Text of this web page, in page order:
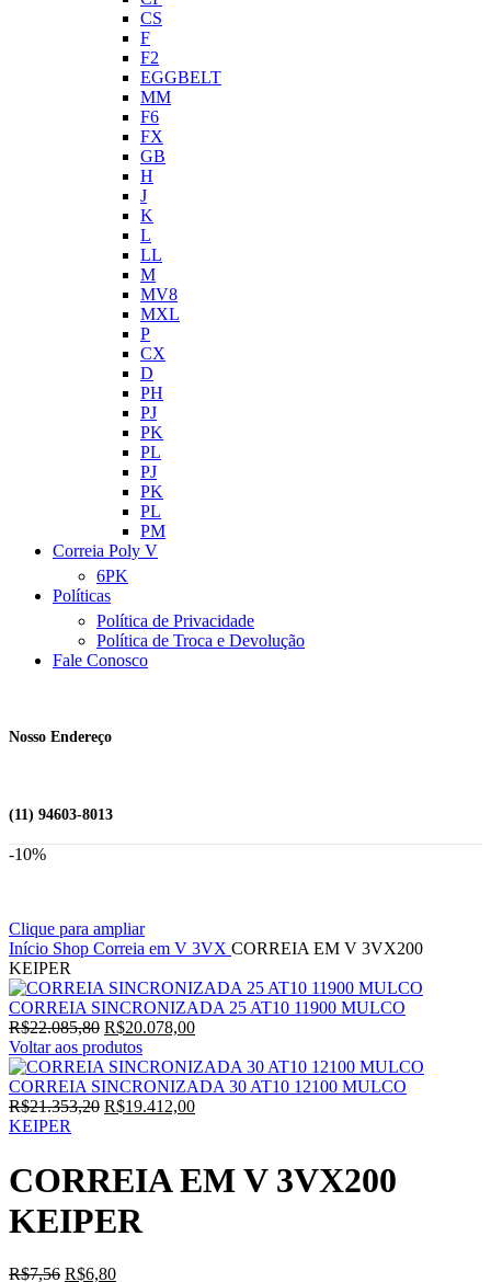
CS
F
F2
EGGBELT
MM
F6
FX
GB
H
J
K
L
LL
M
MV8
MXL
P
CX
D
PH
PJ
PK
PL
PJ
PK
PL
PM
Correia Poly V
6PK
Políticas
Política de Privacidade
Política de Troca e Devolução
Fale Conosco
Nosso Endereço
(11) 94603-8013
-10%
Clique para ampliar
Início Shop Correia em V 3VX CORREIA EM V 3VX200
KEIPER
CORREIA SINCRONIZADA 25 AT10 11900 MULCO
R$22.085,80 O
preço
original
era:
R$22.085,80.
R$20.078,00O
atual
é:
R$20.078,00.
Voltar aos produtos
CORREIA SINCRONIZADA 30 AT10 12100 MULCO
R$21.353,20 O
era:
R$21.353,20.
R$19.412,00O
é:
R$19.412,00.
KEIPER
CORREIA EM V 3VX200
KEIPER
R$7,56 O
R$6,80O